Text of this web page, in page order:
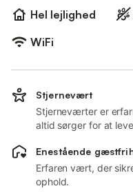
Hel lejlighed
WiFi
Stjernevært
Stjerneværter er
altid sørger for at
Enestående
Erfaren vært, der
ophold.